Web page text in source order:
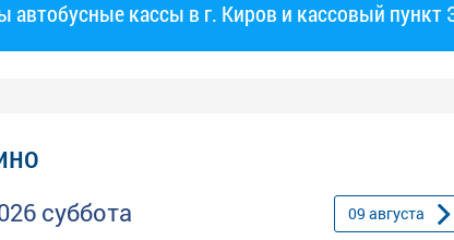
кассы в г. Киров и кассовый пункт
суббота 09 августа